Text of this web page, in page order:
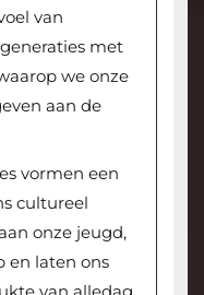
van
met
we onze
aan de
vormen een
cultureel
onze jeugd,
en laten ons